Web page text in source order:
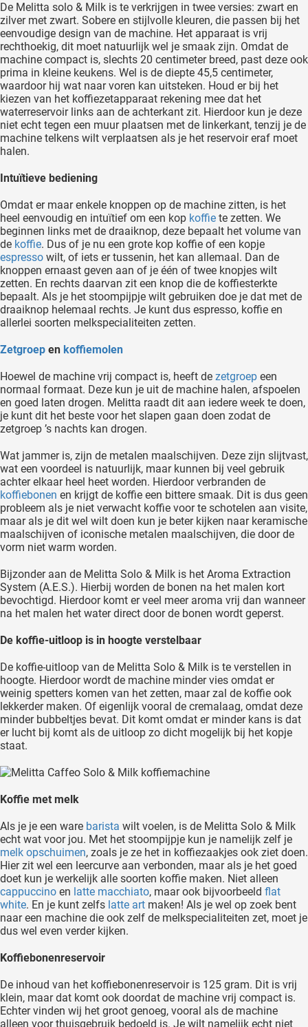
De Melitta solo & Milk is te verkrijgen in twee versies: zwart en
zilver met zwart. Sobere en stijlvolle kleuren, die passen bij het
eenvoudige design van de machine. Het apparaat is vrij
rechthoekig, dit moet natuurlijk wel je smaak zijn. Omdat de
machine compact is, slechts 20 centimeter breed, past deze ook
prima in kleine keukens. Wel is de diepte 45,5 centimeter,
waardoor hij wat naar voren kan uitsteken. Houd er bij het
kiezen van het koffiezetapparaat rekening mee dat het
waterreservoir links aan de achterkant zit. Hierdoor kun je deze
niet echt tegen een muur plaatsen met de linkerkant, tenzij je de
machine telkens wilt verplaatsen als je het reservoir eraf moet
halen.
Intuïtieve bediening
Omdat er maar enkele knoppen op de machine zitten, is het
heel eenvoudig en intuïtief om een kop koffie te zetten. We
beginnen links met de draaiknop, deze bepaalt het volume van
de koffie. Dus of je nu een grote kop koffie of een kopje
espresso wilt, of iets er tussenin, het kan allemaal. Dan de
knoppen ernaast geven aan of je één of twee knopjes wilt
zetten. En rechts daarvan zit een knop die de koffiesterkte
bepaalt. Als je het stoompijpje wilt gebruiken doe je dat met de
draaiknop helemaal rechts. Je kunt dus espresso, koffie en
allerlei soorten melkspecialiteiten zetten.
Zetgroep en koffiemolen
Hoewel de machine vrij compact is, heeft de zetgroep een
normaal formaat. Deze kun je uit de machine halen, afspoelen
en goed laten drogen. Melitta raadt dit aan iedere week te doen,
je kunt dit het beste voor het slapen gaan doen zodat de
zetgroep ’s nachts kan drogen.
Wat jammer is, zijn de metalen maalschijven. Deze zijn slijtvast,
wat een voordeel is natuurlijk, maar kunnen bij veel gebruik
achter elkaar heel heet worden. Hierdoor verbranden de
koffiebonen en krijgt de koffie een bittere smaak. Dit is dus geen
probleem als je niet verwacht koffie voor te schotelen aan visite,
maar als je dit wel wilt doen kun je beter kijken naar keramische
maalschijven of iconische metalen maalschijven, die door de
vorm niet warm worden.
Bijzonder aan de Melitta Solo & Milk is het Aroma Extraction
System (A.E.S.). Hierbij worden de bonen na het malen kort
bevochtigd. Hierdoor komt er veel meer aroma vrij dan wanneer
na het malen het water direct door de bonen wordt geperst.
De koffie-uitloop is in hoogte verstelbaar
De koffie-uitloop van de Melitta Solo & Milk is te verstellen in
hoogte. Hierdoor wordt de machine minder vies omdat er
weinig spetters komen van het zetten, maar zal de koffie ook
lekkerder maken. Of eigenlijk vooral de cremalaag, omdat deze
minder bubbeltjes bevat. Dit komt omdat er minder kans is dat
er lucht bij komt als de uitloop zo dicht mogelijk bij het kopje
staat.
Koffie met melk
Als je je een ware barista wilt voelen, is de Melitta Solo & Milk
echt wat voor jou. Met het stoompijpje kun je namelijk zelf je
melk opschuimen, zoals je ze het in koffiezaakjes ook ziet doen.
Hier zit wel een leercurve aan verbonden, maar als je het goed
doet kun je werkelijk alle soorten koffie maken. Niet alleen
cappuccino en latte macchiato, maar ook bijvoorbeeld flat
white. En je kunt zelfs latte art maken! Als je wel op zoek bent
naar een machine die ook zelf de melkspecialiteiten zet, moet je
dus wel even verder kijken.
Koffiebonenreservoir
De inhoud van het koffiebonenreservoir is 125 gram. Dit is vrij
klein, maar dat komt ook doordat de machine vrij compact is.
Echter vinden wij het groot genoeg, vooral als de machine
alleen voor thuisgebruik bedoeld is. Je wilt namelijk echt niet